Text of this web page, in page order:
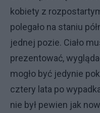
kobiety z
polegało na staniu
jednej pozie. Ciało
prezentować,
mogło być jedynie
cztery lata po
nie był pewien jak